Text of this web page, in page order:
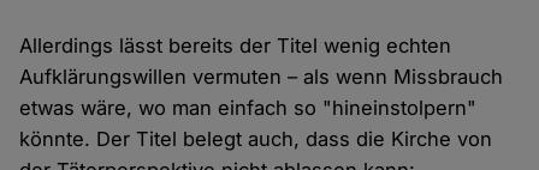
Allerdings lässt bereits der Titel wenig echten
Aufklärungswillen vermuten – als wenn Missbrauch
etwas wäre, wo man einfach so "hineinstolpern"
könnte. Der Titel belegt auch, dass die Kirche von